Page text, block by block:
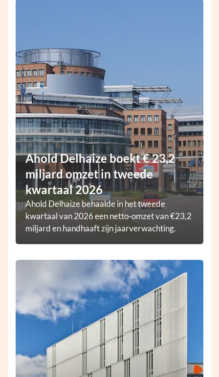
Ahold Delhaize boekt € 23,2
miljard omzet in tweede
kwartaal 2026
Ahold Delhaize behaalde in het tweede
kwartaal van 2026 een netto-omzet van €23,2
miljard en handhaaft zijn jaarverwachting.